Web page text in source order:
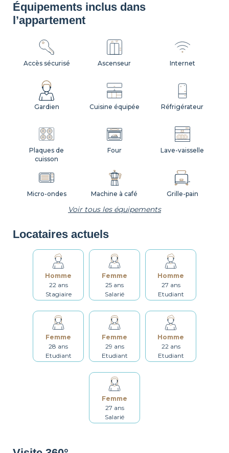
Équipements inclus dans
l’appartement
Internet
Cuisine équipée
Vaisselle
Réfrigérateur
Fer à repasser
Micro-ondes
Four
Non fumeur
Plaques de
cuisson
Machine à café
Bouilloire
Grille-pain
Étendoir
Accès sécurisé
Lave-vaisselle
Sèche linge
Ascenseur
Gardien
Voir tous les équipements
Locataires actuels
Homme
22 ans
Stagiaire
Femme
25 ans
Salarié
Homme
27 ans
Etudiant
Femme
28 ans
Etudiant
Femme
29 ans
Etudiant
Homme
22 ans
Etudiant
Femme
27 ans
Salarié